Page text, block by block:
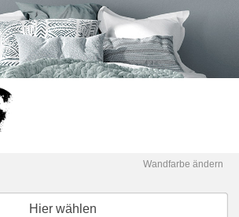
Wandfarbe ändern
Hier wählen